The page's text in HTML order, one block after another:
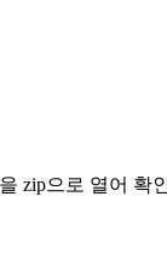
zip으로 열어 확